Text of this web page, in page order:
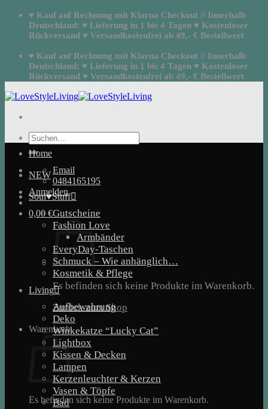
Zum
springen
♥ Kauf auf Rechnung mit Klarna Checkout // Innerhalb
Deutschland: ♥ Lieferung in 1 bis 4 Tagen ♥ Kostenloser
Rückversand ♥ Versandkostenfrei ab 49,- € Bestellwert
♥ Kauf auf Rechnung mit Klarna Checkout // Innerhalb
Deutschland: ♥ Lieferung in 1 bis 4 Tagen ♥ Kostenloser
Rückversand ♥ Versandkostenfrei ab 49,- € Bestellwert
Suchen
nach:
Email
0484165195
Anmelden
0,00€
Es befinden sich keine Produkte im Warenkorb.
Zurück zum Shop
Warenkorb
Es befinden sich keine Produkte im Warenkorb.
Home
NEW
Soul♥Stuff
Gutscheine
Fashion Love
Armbänder
EveryDay-Taschen
Schmuck – Wie anhänglich…
Kosmetik & Pflege
Living
Aufbewahrung
Deko
Winkekatze “Lucky Cat”
Lightbox
Kissen & Decken
Lampen
Kerzenleuchter & Kerzen
Vasen & Töpfe
Bad